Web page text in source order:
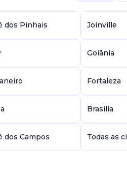
dos Pinhais Joinville
Goiânia
Fortaleza
Brasília
dos Campos Todas as